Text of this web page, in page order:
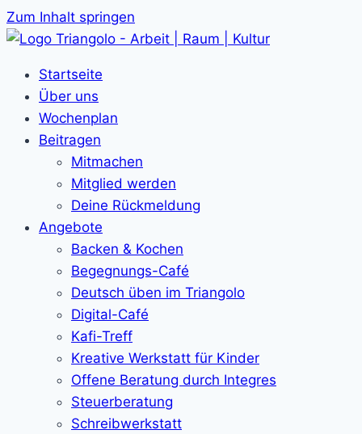
Zum Inhalt springen
Startseite
Über uns
Wochenplan
Beitragen
Mitmachen
Mitglied werden
Deine Rückmeldung
Angebote
Backen & Kochen
Begegnungs-Café
Deutsch üben im Triangolo
Digital-Café
Kafi-Treff
Kreative Werkstatt für Kinder
Offene Beratung durch Integres
Steuerberatung
Schreibwerkstatt